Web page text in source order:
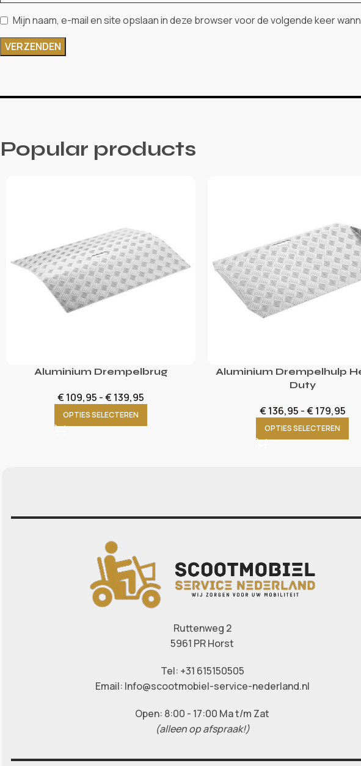
Mijn naam, e-mail en site opslaan in deze browser voor de volgende keer
Popular products
Aluminium Drempelbrug
€ 109,95 -€ 139,95
OPTIES SELECTEREN
Aluminium Drempelhulp
Duty
€ 136,95 -€ 179,95
OPTIES SELECTEREN
Ruttenweg 2
5961 PR Horst
Tel: +31 615150505
Email: Info@scootmobiel-service-nederland.nl
Open: 8:00 - 17:00 Ma t/m Zat
(alleen op afspraak!)